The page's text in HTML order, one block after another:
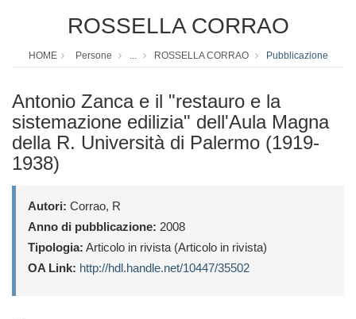
ROSSELLA CORRAO
HOME Persone ... ROSSELLA CORRAO Pubblicazione
Antonio Zanca e il "restauro e la
sistemazione edilizia" dell'Aula Magna
della R. Università di Palermo (1919-
1938)
Autori: Corrao, R
Anno di pubblicazione: 2008
Tipologia: Articolo in rivista (Articolo in rivista)
OA Link: http://hdl.handle.net/10447/35502